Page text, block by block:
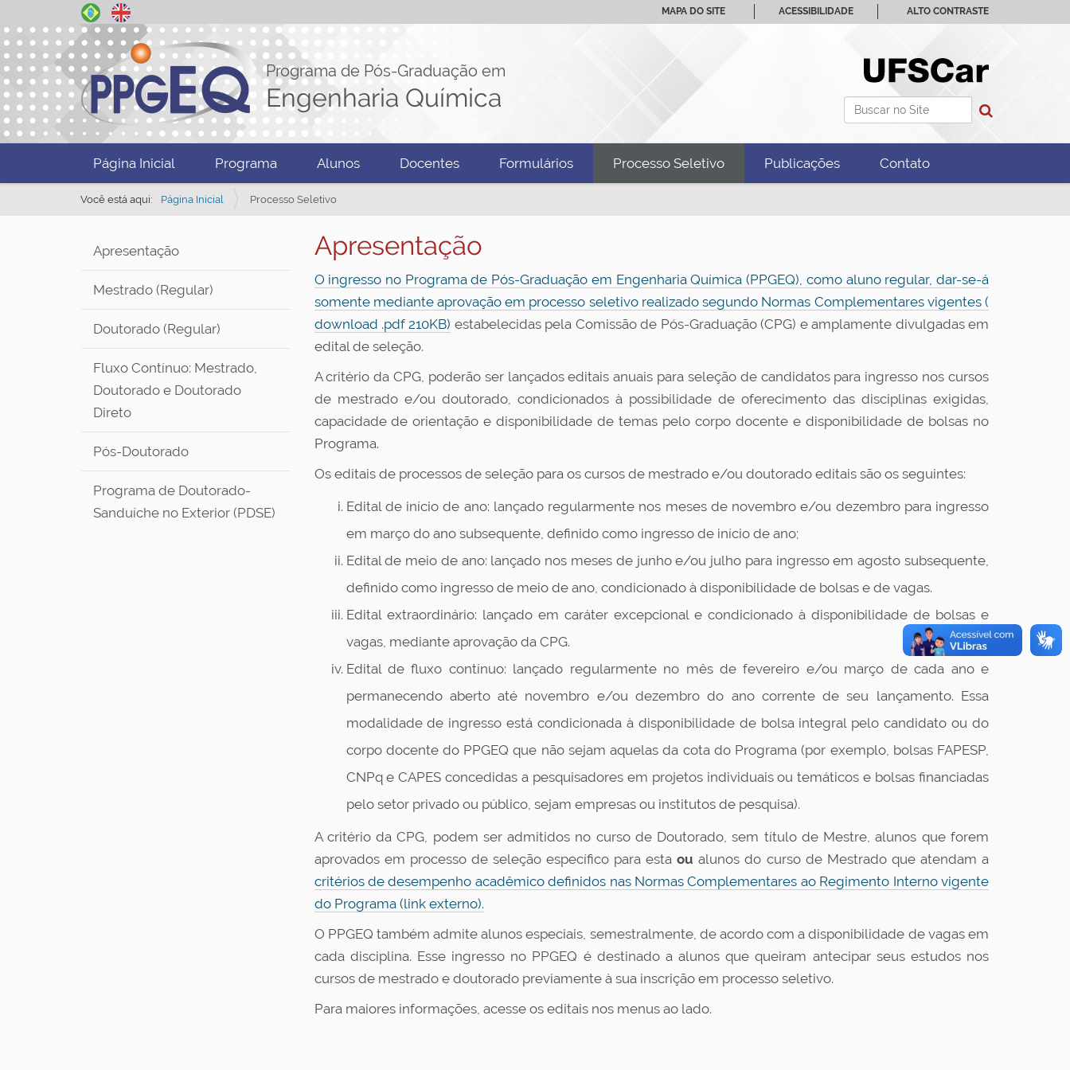
Programa de Pós-Graduação em
Engenharia Química Busca
MAPA DO SITE ACESSIBILIDADE ALTO CONTRASTE
Página Inicial Programa Alunos Docentes Formulários Processo Seletivo Publicações Contato
Você está aqui: Página Inicial Processo Seletivo
Apresentação
Mestrado (Regular)
Doutorado (Regular)
Fluxo Contínuo: Mestrado,
Doutorado e Doutorado
Direto
Pós-Doutorado
Programa de Doutorado-
Sanduíche no Exterior (PDSE)
Apresentação
O ingresso no Programa de Pós-Graduação em Engenharia Química (PPGEQ), como aluno regular, dar-se-á
somente mediante aprovação em processo seletivo realizado segundo Normas Complementares vigentes (
download .pdf 210KB) estabelecidas pela Comissão de Pós-Graduação (CPG) e amplamente divulgadas em
edital de seleção.
A critério da CPG, poderão ser lançados editais anuais para seleção de candidatos para ingresso nos cursos
de mestrado e/ou doutorado, condicionados à possibilidade de oferecimento das disciplinas exigidas,
capacidade de orientação e disponibilidade de temas pelo corpo docente e disponibilidade de bolsas no
Programa.
Os editais de processos de seleção para os cursos de mestrado e/ou doutorado editais são os seguintes:
Edital de início de ano: lançado regularmente nos meses de novembro e/ou dezembro para ingresso
em março do ano subsequente, definido como ingresso de início de ano;
Edital de meio de ano: lançado nos meses de junho e/ou julho para ingresso em agosto subsequente,
definido como ingresso de meio de ano, condicionado à disponibilidade de bolsas e de vagas.
Edital extraordinário: lançado em caráter excepcional e condicionado à disponibilidade de bolsas e
vagas, mediante aprovação da CPG.
Edital de fluxo contínuo: lançado regularmente no mês de fevereiro e/ou março de cada ano e
permanecendo aberto até novembro e/ou dezembro do ano corrente de seu lançamento. Essa
modalidade de ingresso está condicionada à disponibilidade de bolsa integral pelo candidato ou do
corpo docente do PPGEQ que não sejam aquelas da cota do Programa (por exemplo, bolsas FAPESP,
CNPq e CAPES concedidas a pesquisadores em projetos individuais ou temáticos e bolsas financiadas
pelo setor privado ou público, sejam empresas ou institutos de pesquisa).
A critério da CPG, podem ser admitidos no curso de Doutorado, sem título de Mestre, alunos que forem
aprovados em processo de seleção específico para estaou alunos do curso de Mestrado que atendam a
critérios de desempenho acadêmico definidos nas Normas Complementares ao Regimento Interno vigente
do Programa (link externo).
O PPGEQ também admite alunos especiais, semestralmente, de acordo com a disponibilidade de vagas em
cada disciplina. Esse ingresso no PPGEQ é destinado a alunos que queiram antecipar seus estudos nos
cursos de mestrado e doutorado previamente à sua inscrição em processo seletivo.
Para maiores informações, acesse os editais nos menus ao lado.